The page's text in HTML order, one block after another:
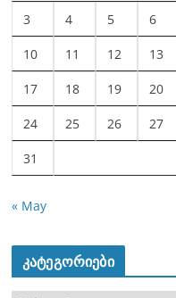
3 4 5 6
10 11 12 13
17 18 19 20
24 25 26 27
31
« May
კატეგორიები